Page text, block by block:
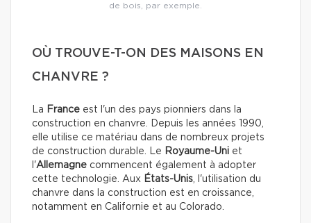
de bois, par exemple.
OÙ TROUVE-T-ON DES MAISONS EN
CHANVRE ?
La France est l'un des pays pionniers dans la
construction en chanvre. Depuis les années 1990,
elle utilise ce matériau dans de nombreux projets
de construction durable. Le Royaume-Uni et
l'Allemagne commencent également à adopter
cette technologie.
Aux États-Unis , l'utilisation du
chanvre dans la construction est en croissance,
notamment en Californie et au Colorado.